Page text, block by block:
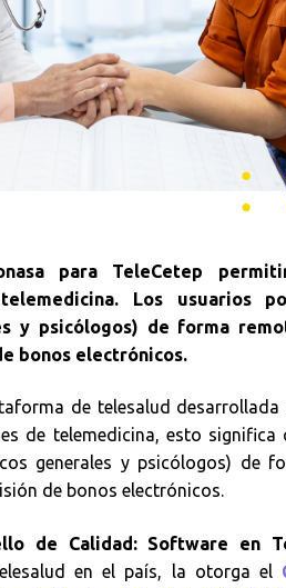
para TeleCetep
Los usuarios
y psicólogos) de forma
bonos electrónicos.
de telesalud
de telemedicina, esto
generales y psicólogos) de
de bonos electrónicos.
de Calidad: Software en
en el país, la otorga el